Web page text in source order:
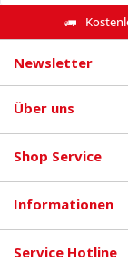
Newsletter
Über uns
Shop Service
Informationen
Service Hotline